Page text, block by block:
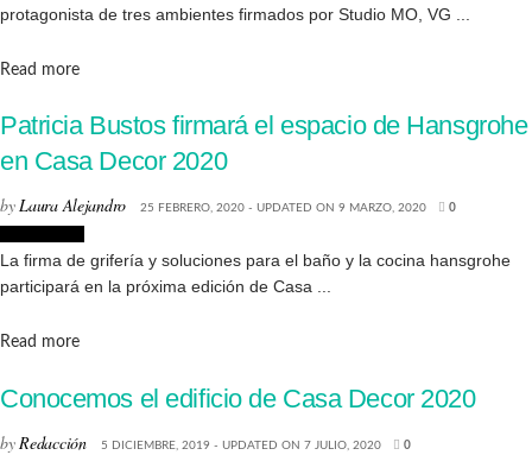
protagonista de tres ambientes firmados por Studio MO, VG ...
Read moreDetails
Patricia Bustos firmará el espacio de Hansgrohe
en Casa Decor 2020
byLaura Alejandro 25 FEBRERO, 2020 - UPDATED ON 9 MARZO, 2020 0
La firma de grifería y soluciones para el baño y la cocina hansgrohe
participará en la próxima edición de Casa ...
Read moreDetails
Conocemos el edificio de Casa Decor 2020
by Redacción 5 DICIEMBRE, 2019 - UPDATED ON 7 JULIO, 2020 0